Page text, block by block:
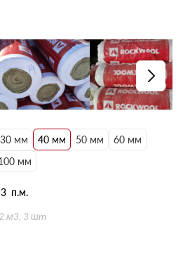
30 мм 40 мм 50 мм
60 мм
мм
п.м.
м3, 3 шт